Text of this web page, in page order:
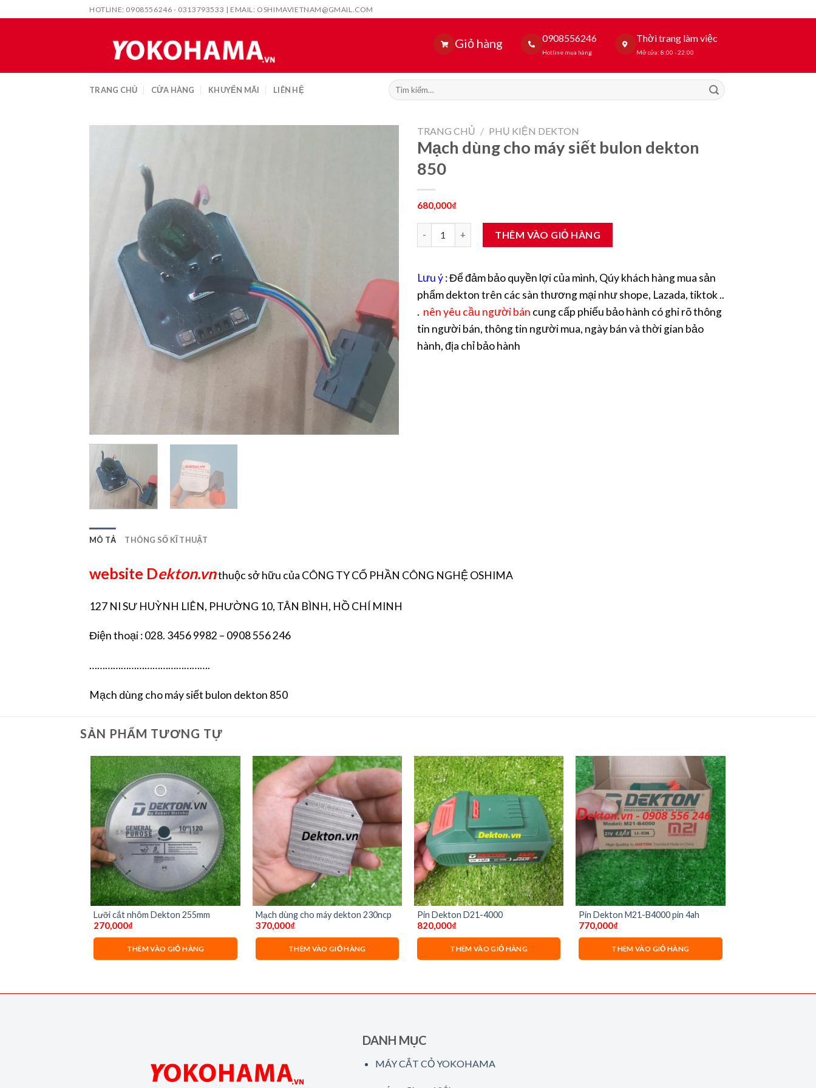
to
HOTLINE: 0908556246 - 0313793533 | EMAIL: OSHIMAVIETNAM@GMAIL.COM
Giỏ hàng 0908556246
Hotline mua hàng
Thời trang làm việc
Mở cửa: 8:00 - 22:00
TRANG CHỦ CỬA HÀNG KHUYẾN MÃI LIÊN HỆ
Tìm
kiếm:
TRANG CHỦ / PHỤ KIỆN DEKTON
Mạch dùng cho máy siết bulon dekton
850
680,000₫
Mạch dùng cho máy siết bulon dekton 850 số lượng
THÊM VÀO GIỎ HÀNG
Lưu ý: Để đảm bảo quyền lợi của mình, Qúy khách hàng mua sản
phẩm dekton trên các sàn thương mại như shope, Lazada, tiktok ..
. nên yêu cầu người bán cung cấp phiếu bảo hành có ghi rõ thông
tin người bán, thông tin người mua, ngày bán và thời gian bảo
hành, địa chỉ bảo hành
MÔ TẢ THÔNG SỐ KĨ THUẬT
website Dekton.vnthuộc sở hữu của CÔNG TY CỔ PHẦN CÔNG NGHỆ OSHIMA
127 NI SƯ HUỲNH LIÊN, PHƯỜNG 10, TÂN BÌNH, HỒ CHÍ MINH
Điện thoại : 028. 3456 9982 – 0908 556 246
……………………………………….
Mạch dùng cho máy siết bulon dekton 850
SẢN PHẨM TƯƠNG TỰ
Lưỡi cắt nhôm Dekton 255mm
270,000₫
THÊM VÀO GIỎ HÀNG
Mạch dùng cho máy dekton 230ncp
370,000₫
THÊM VÀO GIỎ HÀNG
Pin Dekton D21-4000
820,000₫
THÊM VÀO GIỎ HÀNG
Pin Dekton M21-B4000 pin 4ah
770,000₫
THÊM VÀO GIỎ HÀNG
DANH MỤC
MÁY CẮT CỎ YOKOHAMA